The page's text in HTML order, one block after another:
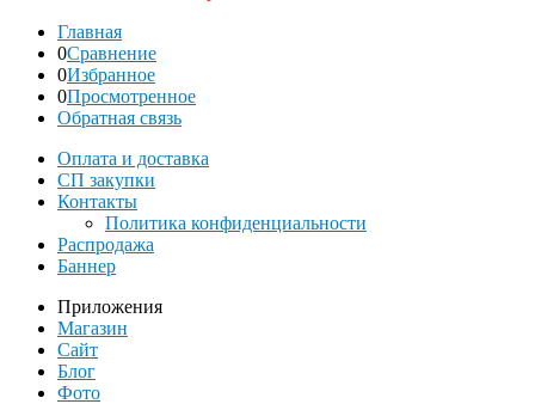
Главная
0Сравнение
0Избранное
0Просмотренное
Обратная связь
Оплата и доставка
СП закупки
Контакты
Политика конфиденциальности
Распродажа
Баннер
Приложения
Магазин
Сайт
Блог
Фото